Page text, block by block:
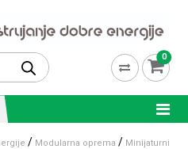
0
/ Modularna oprema / Minijaturni